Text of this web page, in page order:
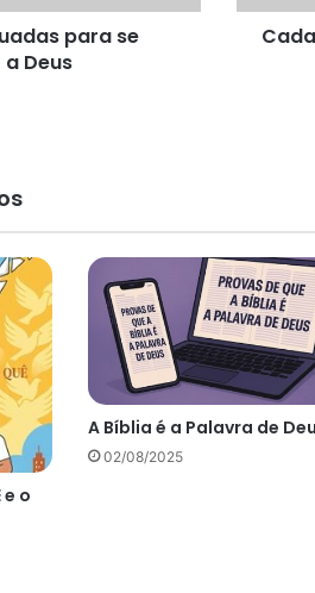
para se
Deus
e o
A Bíblia é a Palavra de
02/08/2025